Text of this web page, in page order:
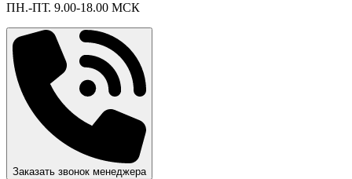
ПН.-ПТ. 9.00-18.00 МСК
Заказать звонок менеджера